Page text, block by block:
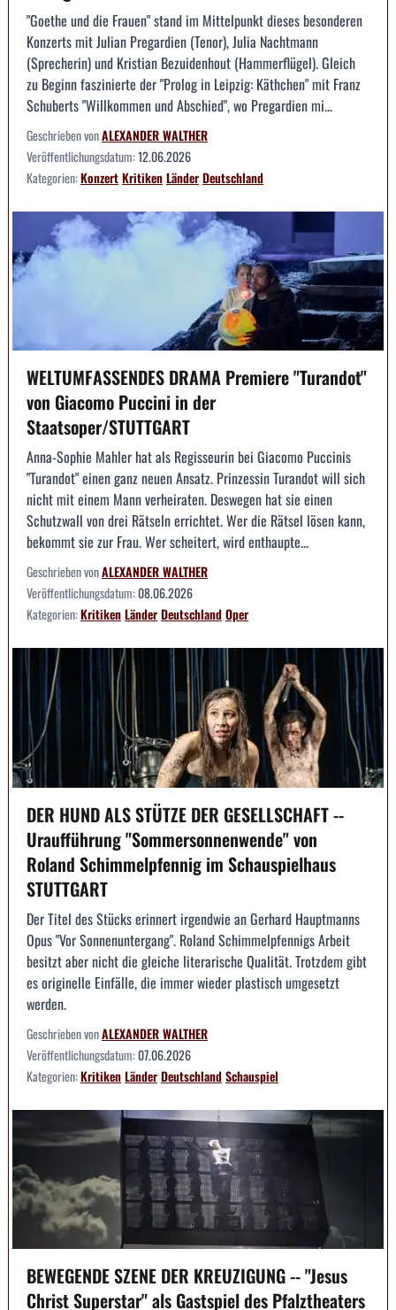
"Goethe und die Frauen" stand im Mittelpunkt dieses besonderen
Konzerts mit Julian Pregardien (Tenor), Julia Nachtmann
(Sprecherin) und Kristian Bezuidenhout (Hammerflügel). Gleich
zu Beginn faszinierte der "Prolog in Leipzig: Käthchen" mit Franz
Schuberts "Willkommen und Abschied", wo Pregardien mi...
Geschrieben vonALEXANDER WALTHER
Veröffentlichungsdatum:12.06.2026
Kategorien:KonzertKritikenLänderDeutschland
WELTUMFASSENDES DRAMA Premiere "Turandot"
von Giacomo Puccini in der
Staatsoper/STUTTGART
Anna-Sophie Mahler hat als Regisseurin bei Giacomo Puccinis
"Turandot" einen ganz neuen Ansatz. Prinzessin Turandot will sich
nicht mit einem Mann verheiraten. Deswegen hat sie einen
Schutzwall von drei Rätseln errichtet. Wer die Rätsel lösen kann,
bekommt sie zur Frau. Wer scheitert, wird enthaupte...
Geschrieben vonALEXANDER WALTHER
Veröffentlichungsdatum:08.06.2026
Kategorien:KritikenLänderDeutschlandOper
DER HUND ALS STÜTZE DER GESELLSCHAFT --
Uraufführung "Sommersonnenwende" von
Roland Schimmelpfennig im Schauspielhaus
STUTTGART
Der Titel des Stücks erinnert irgendwie an Gerhard Hauptmanns
Opus "Vor Sonnenuntergang". Roland Schimmelpfennigs Arbeit
besitzt aber nicht die gleiche literarische Qualität. Trotzdem gibt
es originelle Einfälle, die immer wieder plastisch umgesetzt
werden.
Geschrieben vonALEXANDER WALTHER
Veröffentlichungsdatum:07.06.2026
Kategorien:KritikenLänderDeutschlandSchauspiel
BEWEGENDE SZENE DER KREUZIGUNG -- "Jesus
Christ Superstar" als Gastspiel des Pfalztheaters